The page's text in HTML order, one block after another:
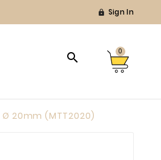
 Sign In
 0
Ø 20mm (MTT2020)